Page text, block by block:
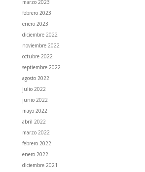
marzo 2023
febrero 2023
enero 2023
diciembre 2022
noviembre 2022
octubre 2022
septiembre 2022
agosto 2022
julio 2022
junio 2022
mayo 2022
abril 2022
marzo 2022
febrero 2022
enero 2022
diciembre 2021